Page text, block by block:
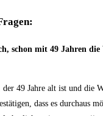
⁢schon mit 49 Jahren die‌
49 Jahre alt ist und die
dass es durchaus